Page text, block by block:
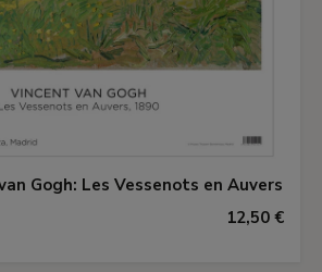
Gogh: Les Vessenots en Auvers
12,50 €